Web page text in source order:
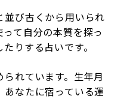
び古くから用いられ
て自分の本質を探っ
りする占いです。
れています。生年月
なたに宿っている運